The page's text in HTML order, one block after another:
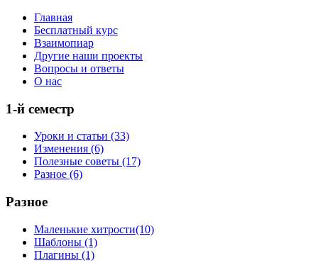
Главная
Бесплатный курс
Взаимопиар
Другие наши проекты
Вопросы и ответы
О нас
1-й семестр
Уроки и статьи (33)
Изменения (6)
Полезные советы (17)
Разное (6)
Разное
Маленькие хитрости(10)
Шаблоны (1)
Плагины (1)